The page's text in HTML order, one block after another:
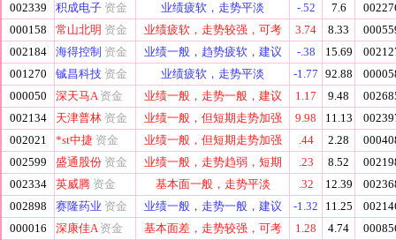
002339
积成电子 资金 业绩疲软，走势平淡 -.52 7.6
000158
常山北明 资金 业绩疲软，走势较强，可考 3.74 8.33
002184
海得控制 资金 业绩一般，趋势疲软，建议 -.38 15.69
001270
铖昌科技 资金 业绩疲软，走势平淡 -1.77 92.88
000050
深天马A 资金 业绩一般，走势一般，建议 1.17 9.48
002134
天津普林 资金 业绩一般，但短期走势加强 9.98 11.13
002021
*st中捷 资金 业绩一般，但短期走势加强 .44 2.28
002599
盛通股份 资金 业绩一般，走势趋弱，短期 .23 8.52
002334
英威腾 资金 基本面一般，走势平淡 .32 12.39
002898
赛隆药业 资金 业绩一般，走势一般，建议 -1.32 11.25
000016
深康佳A 资金 基本面差，走势较强，可考 1.28 4.74